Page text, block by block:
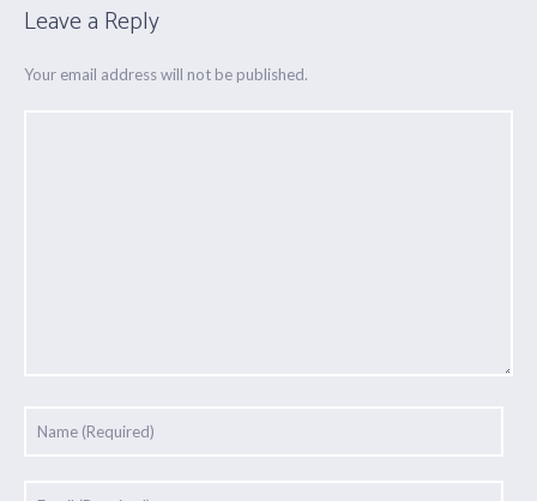
Leave a Reply
Your email address will not be published.